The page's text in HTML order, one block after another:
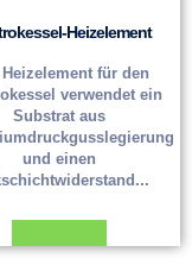
Heizelement
Heizelement für den
verwendet ein
Substrat aus
und einen